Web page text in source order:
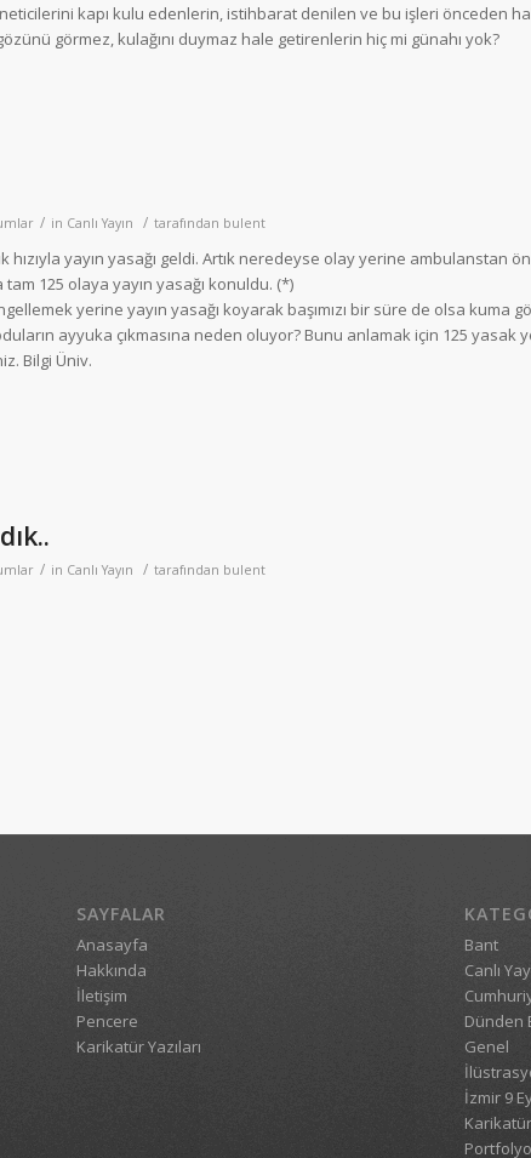
kapı kulu edenlerin, istihbarat denilen ve bu işleri önceden
görmez, kulağını duymaz hale getirenlerin hiç mi günahı yok?
/ in Canlı Yayın / tarafından bulent
hızıyla yayın yasağı geldi. Artık neredeyse olay yerine ambulanstan
tam 125 olaya yayın yasağı konuldu. (*)
yerine yayın yasağı koyarak başımızı bir süre de olsa kuma
ayyuka çıkmasına neden oluyor? Bunu anlamak için 125 yasak
Bilgi Üniv.
/ in Canlı Yayın / tarafından bulent
SAYFALAR
Anasayfa
Hakkında
İletişim
Pencere
Karikatür Yazıları
Bant
Canlı
Dünden
Genel
İzmir 9
Karikatür
Portfolyo